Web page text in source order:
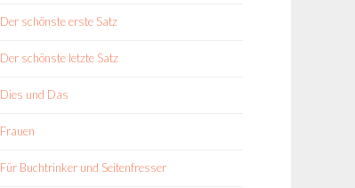
Der schönste erste Satz
Der schönste letzte Satz
Dies und Das
Frauen
Für Buchtrinker und Seitenfresser